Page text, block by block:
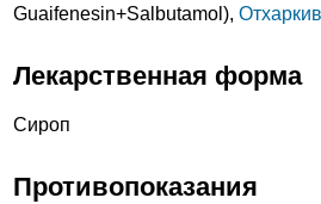
Guaifenesin+Salbutamol),
Лекарственная форма
Сироп
Противопоказания